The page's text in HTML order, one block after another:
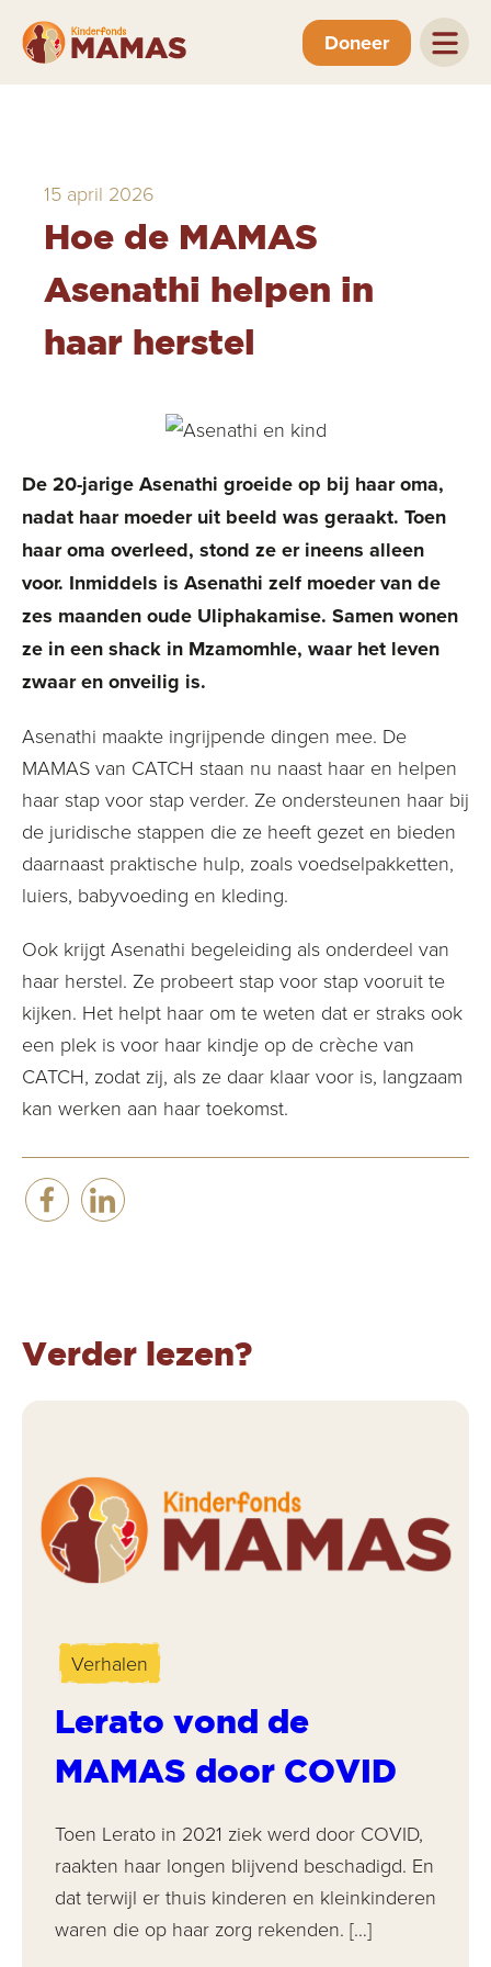
Doneer
15 april 2026
Hoe de MAMAS
Asenathi helpen in
haar herstel
De 20-jarige Asenathi groeide op bij haar oma,
nadat haar moeder uit beeld was geraakt. Toen
haar oma overleed, stond ze er ineens alleen
voor. Inmiddels is Asenathi zelf moeder van de
zes maanden oude Uliphakamise. Samen wonen
ze in een shack in Mzamomhle, waar het leven
zwaar en onveilig is.
Asenathi maakte ingrijpende dingen mee. De
MAMAS van CATCH staan nu naast haar en helpen
haar stap voor stap verder. Ze ondersteunen haar bij
de juridische stappen die ze heeft gezet en bieden
daarnaast praktische hulp, zoals voedselpakketten,
luiers, babyvoeding en kleding.
Ook krijgt Asenathi begeleiding als onderdeel van
haar herstel. Ze probeert stap voor stap vooruit te
kijken. Het helpt haar om te weten dat er straks ook
een plek is voor haar kindje op de crèche van
CATCH, zodat zij, als ze daar klaar voor is, langzaam
kan werken aan haar toekomst.
Verder lezen?
Verhalen
Lerato vond de
MAMAS door COVID
Toen Lerato in 2021 ziek werd door COVID,
raakten haar longen blijvend beschadigd. En
dat terwijl er thuis kinderen en kleinkinderen
waren die op haar zorg rekenden. […]